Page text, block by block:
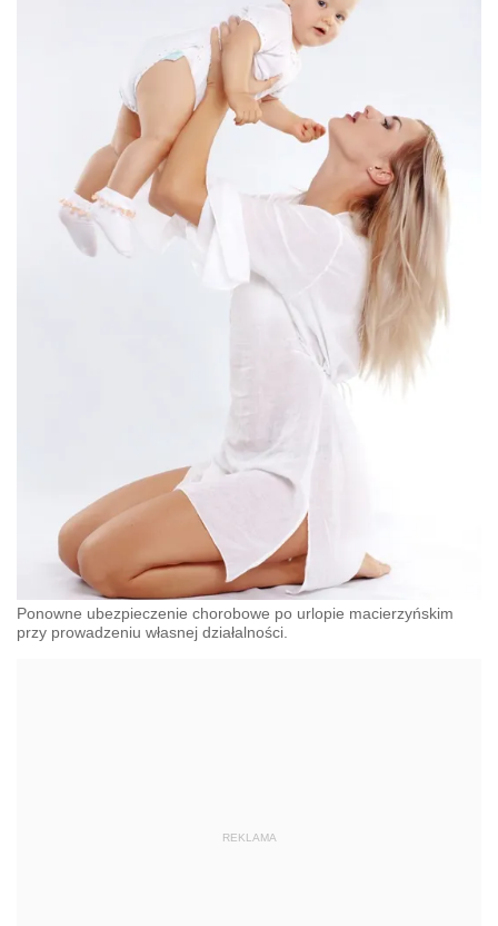
Ponowne ubezpieczenie chorobowe po urlopie macierzyńskim
przy prowadzeniu własnej działalności.